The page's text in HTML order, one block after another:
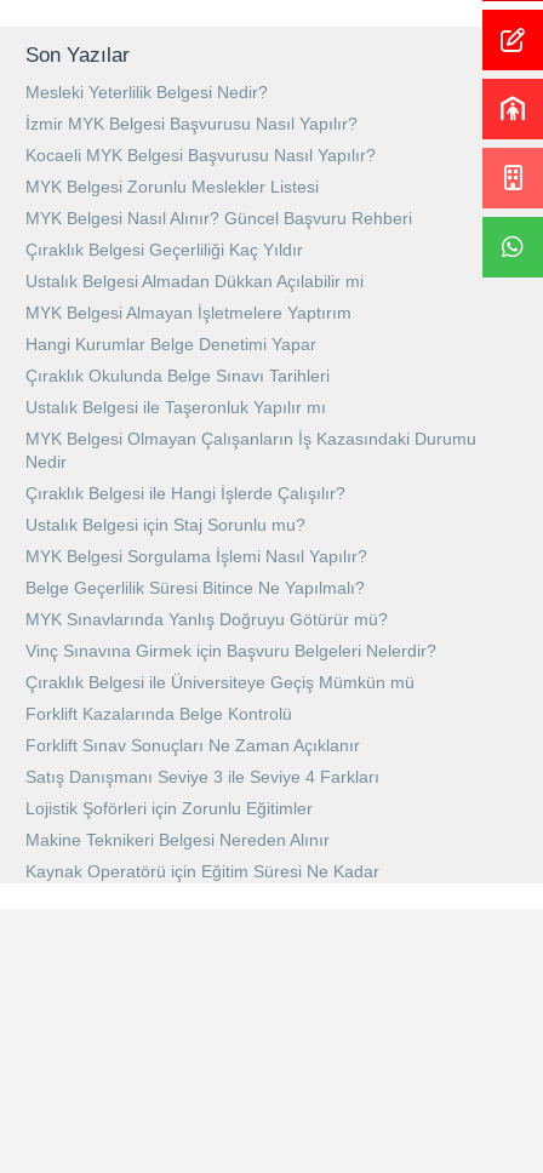
Son Yazılar
Mesleki Yeterlilik Belgesi Nedir?
İzmir MYK Belgesi Başvurusu Nasıl Yapılır?
Kocaeli MYK Belgesi Başvurusu Nasıl Yapılır?
MYK Belgesi Zorunlu Meslekler Listesi
MYK Belgesi Nasıl Alınır? Güncel Başvuru Rehberi
Çıraklık Belgesi Geçerliliği Kaç Yıldır
Ustalık Belgesi Almadan Dükkan Açılabilir mi
MYK Belgesi Almayan İşletmelere Yaptırım
Hangi Kurumlar Belge Denetimi Yapar
Çıraklık Okulunda Belge Sınavı Tarihleri
Ustalık Belgesi ile Taşeronluk Yapılır mı
MYK Belgesi Olmayan Çalışanların İş Kazasındaki Durumu
Nedir
Çıraklık Belgesi ile Hangi İşlerde Çalışılır?
Ustalık Belgesi için Staj Sorunlu mu?
MYK Belgesi Sorgulama İşlemi Nasıl Yapılır?
Belge Geçerlilik Süresi Bitince Ne Yapılmalı?
MYK Sınavlarında Yanlış Doğruyu Götürür mü?
Vinç Sınavına Girmek için Başvuru Belgeleri Nelerdir?
Çıraklık Belgesi ile Üniversiteye Geçiş Mümkün mü
Forklift Kazalarında Belge Kontrolü
Forklift Sınav Sonuçları Ne Zaman Açıklanır
Satış Danışmanı Seviye 3 ile Seviye 4 Farkları
Lojistik Şoförleri için Zorunlu Eğitimler
Makine Teknikeri Belgesi Nereden Alınır
Kaynak Operatörü için Eğitim Süresi Ne Kadar